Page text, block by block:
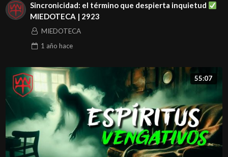
Sincronicidad: el término que despierta inquietud
MIEDOTECA | 2923
MIEDOTECA
1 año hace
55:07